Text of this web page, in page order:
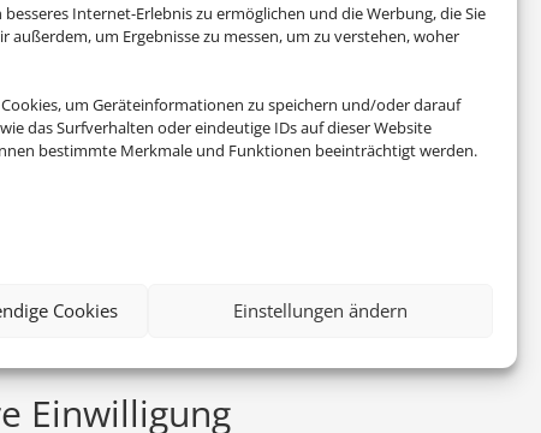
Internet-Erlebnis zu ermöglichen und die Werbung, die Sie
außerdem, um Ergebnisse zu messen, um zu verstehen, woher
um Geräteinformationen zu speichern und/oder darauf
das Surfverhalten oder eindeutige IDs auf dieser Website
bestimmte Merkmale und Funktionen beeinträchtigt werden.
Cookies Einstellungen ändern
Einwilligung